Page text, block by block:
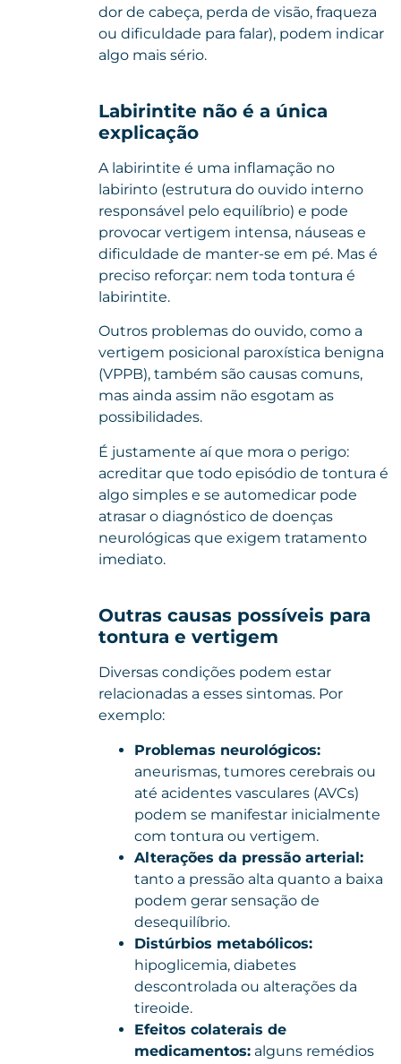
dor de cabeça, perda de visão, fraqueza
ou dificuldade para falar), podem indicar
algo mais sério.
Labirintite não é a única
explicação
A labirintite é uma inflamação no
labirinto (estrutura do ouvido interno
responsável pelo equilíbrio) e pode
provocar vertigem intensa, náuseas e
dificuldade de manter-se em pé. Mas é
preciso reforçar: nem toda tontura é
labirintite.
Outros problemas do ouvido, como a
vertigem posicional paroxística benigna
(VPPB), também são causas comuns,
mas ainda assim não esgotam as
possibilidades.
É justamente aí que mora o perigo:
acreditar que todo episódio de tontura é
algo simples e se automedicar pode
atrasar o diagnóstico de doenças
neurológicas que exigem tratamento
imediato.
Outras causas possíveis para
tontura e vertigem
Diversas condições podem estar
relacionadas a esses sintomas. Por
exemplo:
Problemas neurológicos:
aneurismas, tumores cerebrais ou
até acidentes vasculares (AVCs)
podem se manifestar inicialmente
com tontura ou vertigem.
Alterações da pressão arterial:
tanto a pressão alta quanto a baixa
podem gerar sensação de
desequilíbrio.
Distúrbios metabólicos:
hipoglicemia, diabetes
descontrolada ou alterações da
tireoide.
Efeitos colaterais de
medicamentos: alguns remédios